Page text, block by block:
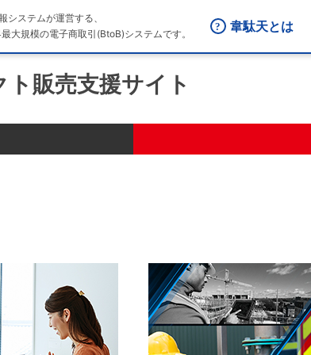
システムが運営する、
大規模の電子商取引(BtoB)システムです。
韋駄天とは
販売支援サイト